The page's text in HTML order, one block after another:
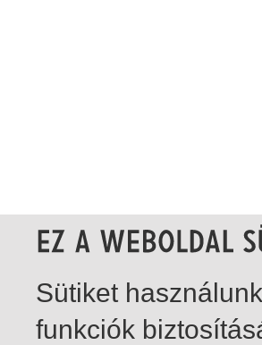
Sütiket
funkciók